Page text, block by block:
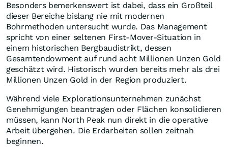
Besonders bemerkenswert ist dabei, dass ein Großteil
dieser Bereiche bislang nie mit modernen
Bohrmethoden untersucht wurde. Das Management
spricht von einer seltenen First-Mover-Situation in
einem historischen Bergbaudistrikt, dessen
Gesamtendowment auf rund acht Millionen Unzen Gold
geschätzt wird. Historisch wurden bereits mehr als drei
Millionen Unzen Gold in der Region produziert.
Während viele Explorationsunternehmen zunächst
Genehmigungen beantragen oder Flächen konsolidieren
müssen, kann North Peak nun direkt in die operative
Arbeit übergehen. Die Erdarbeiten sollen zeitnah
beginnen.